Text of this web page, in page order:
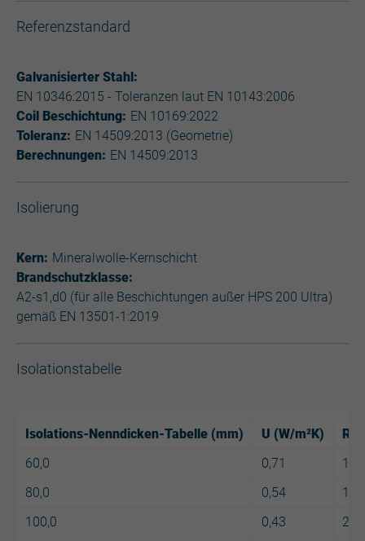
Referenzstandard
Galvanisierter Stahl:
EN 10346:2015 - Toleranzen laut EN 10143:2006
Coil Beschichtung: EN 10169:2022
Toleranz: EN 14509:2013 (Geometrie)
Berechnungen: EN 14509:2013
Isolierung
Kern: Mineralwolle-Kernschicht
Brandschutzklasse:
A2-s1,d0 (für alle Beschichtungen außer HPS 200 Ultra)
gemäß EN 13501-1:2019
Isolationstabelle
Isolations-Nenndicken-Tabelle (mm) U (W/m²K)
R
60,0
0,71
1,4
80,0
0,54
100,0
0,43 2,3